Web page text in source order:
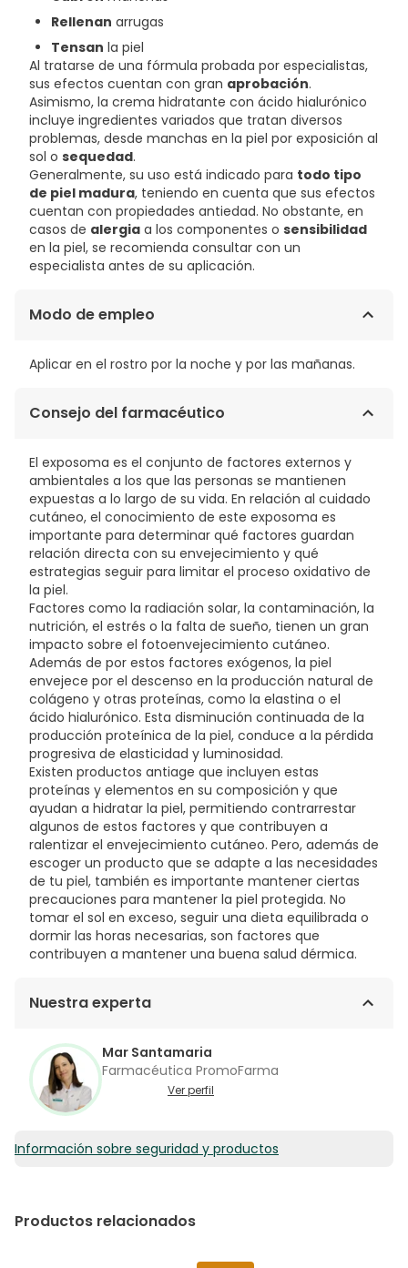
Rellenan arrugas
Tensan la piel
Al tratarse de una fórmula probada por especialistas,
sus efectos cuentan con gran aprobación.
Asimismo, la crema hidratante con ácido hialurónico
incluye ingredientes variados que tratan diversos
problemas, desde manchas en la piel por exposición al
sol o sequedad.
Generalmente, su uso está indicado para todo tipo
de piel madura, teniendo en cuenta que sus efectos
cuentan con propiedades antiedad. No obstante, en
casos de alergia a los componentes o sensibilidad
en la piel, se recomienda consultar con un
especialista antes de su aplicación.
Modo de empleo
Aplicar en el rostro por la noche y por las mañanas.
Consejo del farmacéutico
El exposoma es el conjunto de factores externos y
ambientales a los que las personas se mantienen
expuestas a lo largo de su vida. En relación al cuidado
cutáneo, el conocimiento de este exposoma es
importante para determinar qué factores guardan
relación directa con su envejecimiento y qué
estrategias seguir para limitar el proceso oxidativo de
la piel.
Factores como la radiación solar, la contaminación, la
nutrición, el estrés o la falta de sueño, tienen un gran
impacto sobre el fotoenvejecimiento cutáneo.
Además de por estos factores exógenos, la piel
envejece por el descenso en la producción natural de
colágeno y otras proteínas, como la elastina o el
ácido hialurónico. Esta disminución continuada de la
producción proteínica de la piel, conduce a la pérdida
progresiva de elasticidad y luminosidad.
Existen productos antiage que incluyen estas
proteínas y elementos en su composición y que
ayudan a hidratar la piel, permitiendo contrarrestar
algunos de estos factores y que contribuyen a
ralentizar el envejecimiento cutáneo. Pero, además de
escoger un producto que se adapte a las necesidades
de tu piel, también es importante mantener ciertas
precauciones para mantener la piel protegida. No
tomar el sol en exceso, seguir una dieta equilibrada o
dormir las horas necesarias, son factores que
contribuyen a mantener una buena salud dérmica.
Nuestra experta
Mar Santamaria
Farmacéutica PromoFarma
Ver perfil
Información sobre seguridad y productos
Productos relacionados